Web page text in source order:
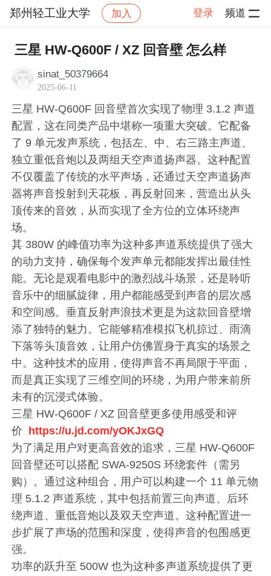
郑州轻工业大学 加入 登录 频道
社区 郑州轻工业大学 交流讨论 帖子详情
三星 HW-Q600F / XZ 回音壁 怎么样
sinat_50379664
2025-06-11
三星 HW-Q600F 回音壁首次实现了物理 3.1.2 声道
配置，这在同类产品中堪称一项重大突破。它配备
了 9 单元发声系统，包括左、中、右三路主声道、
独立重低音炮以及两组天空声道扬声器。这种配置
不仅覆盖了传统的水平声场，还通过天空声道扬声
器将声音投射到天花板，再反射回来，营造出从头
顶传来的音效，从而实现了全方位的立体环绕声
场。
其 380W 的峰值功率为这种多声道系统提供了强大
的动力支持，确保每个发声单元都能发挥出最佳性
能。无论是观看电影中的激烈战斗场景，还是聆听
音乐中的细腻旋律，用户都能感受到声音的层次感
和空间感。垂直反射声浪技术更是为这款回音壁增
添了独特的魅力。它能够精准模拟飞机掠过、雨滴
下落等头顶音效，让用户仿佛置身于真实的场景之
中。这种技术的应用，使得声音不再局限于平面，
而是真正实现了三维空间的环绕，为用户带来前所
未有的沉浸式体验。
三星 HW-Q600F / XZ 回音壁更多使用感受和评
价 https://u.jd.com/yOKJxGQ
为了满足用户对更高音效的追求，三星 HW-Q600F
回音壁还可以搭配 SWA-9250S 环绕套件（需另
购）。通过这种组合，用户可以构建一个 11 单元物
理 5.1.2 声道系统，其中包括前置三向声道、后环
绕声道、重低音炮以及双天空声道。这种配置进一
步扩展了声场的范围和深度，使得声音的包围感更
强。
功率的跃升至 500W 也为这种多声道系统提供了更